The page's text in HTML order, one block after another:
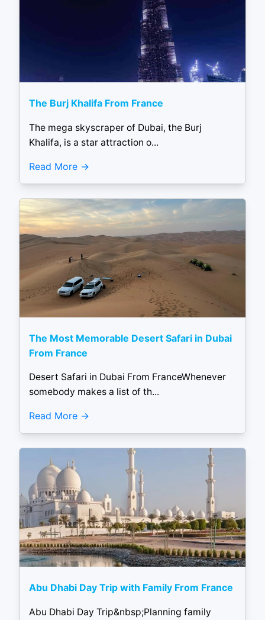
The Burj Khalifa From France
The mega skyscraper of Dubai, the Burj
Khalifa, is a star attraction o...
Read More
The Most Memorable Desert Safari in Dubai
From France
Desert Safari in Dubai From FranceWhenever
somebody makes a list of th...
Read More
Abu Dhabi Day Trip with Family From France
Abu Dhabi Day Trip&nbsp;Planning family